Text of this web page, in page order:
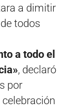
a dimitir
todos
a todo el
, declaró
por